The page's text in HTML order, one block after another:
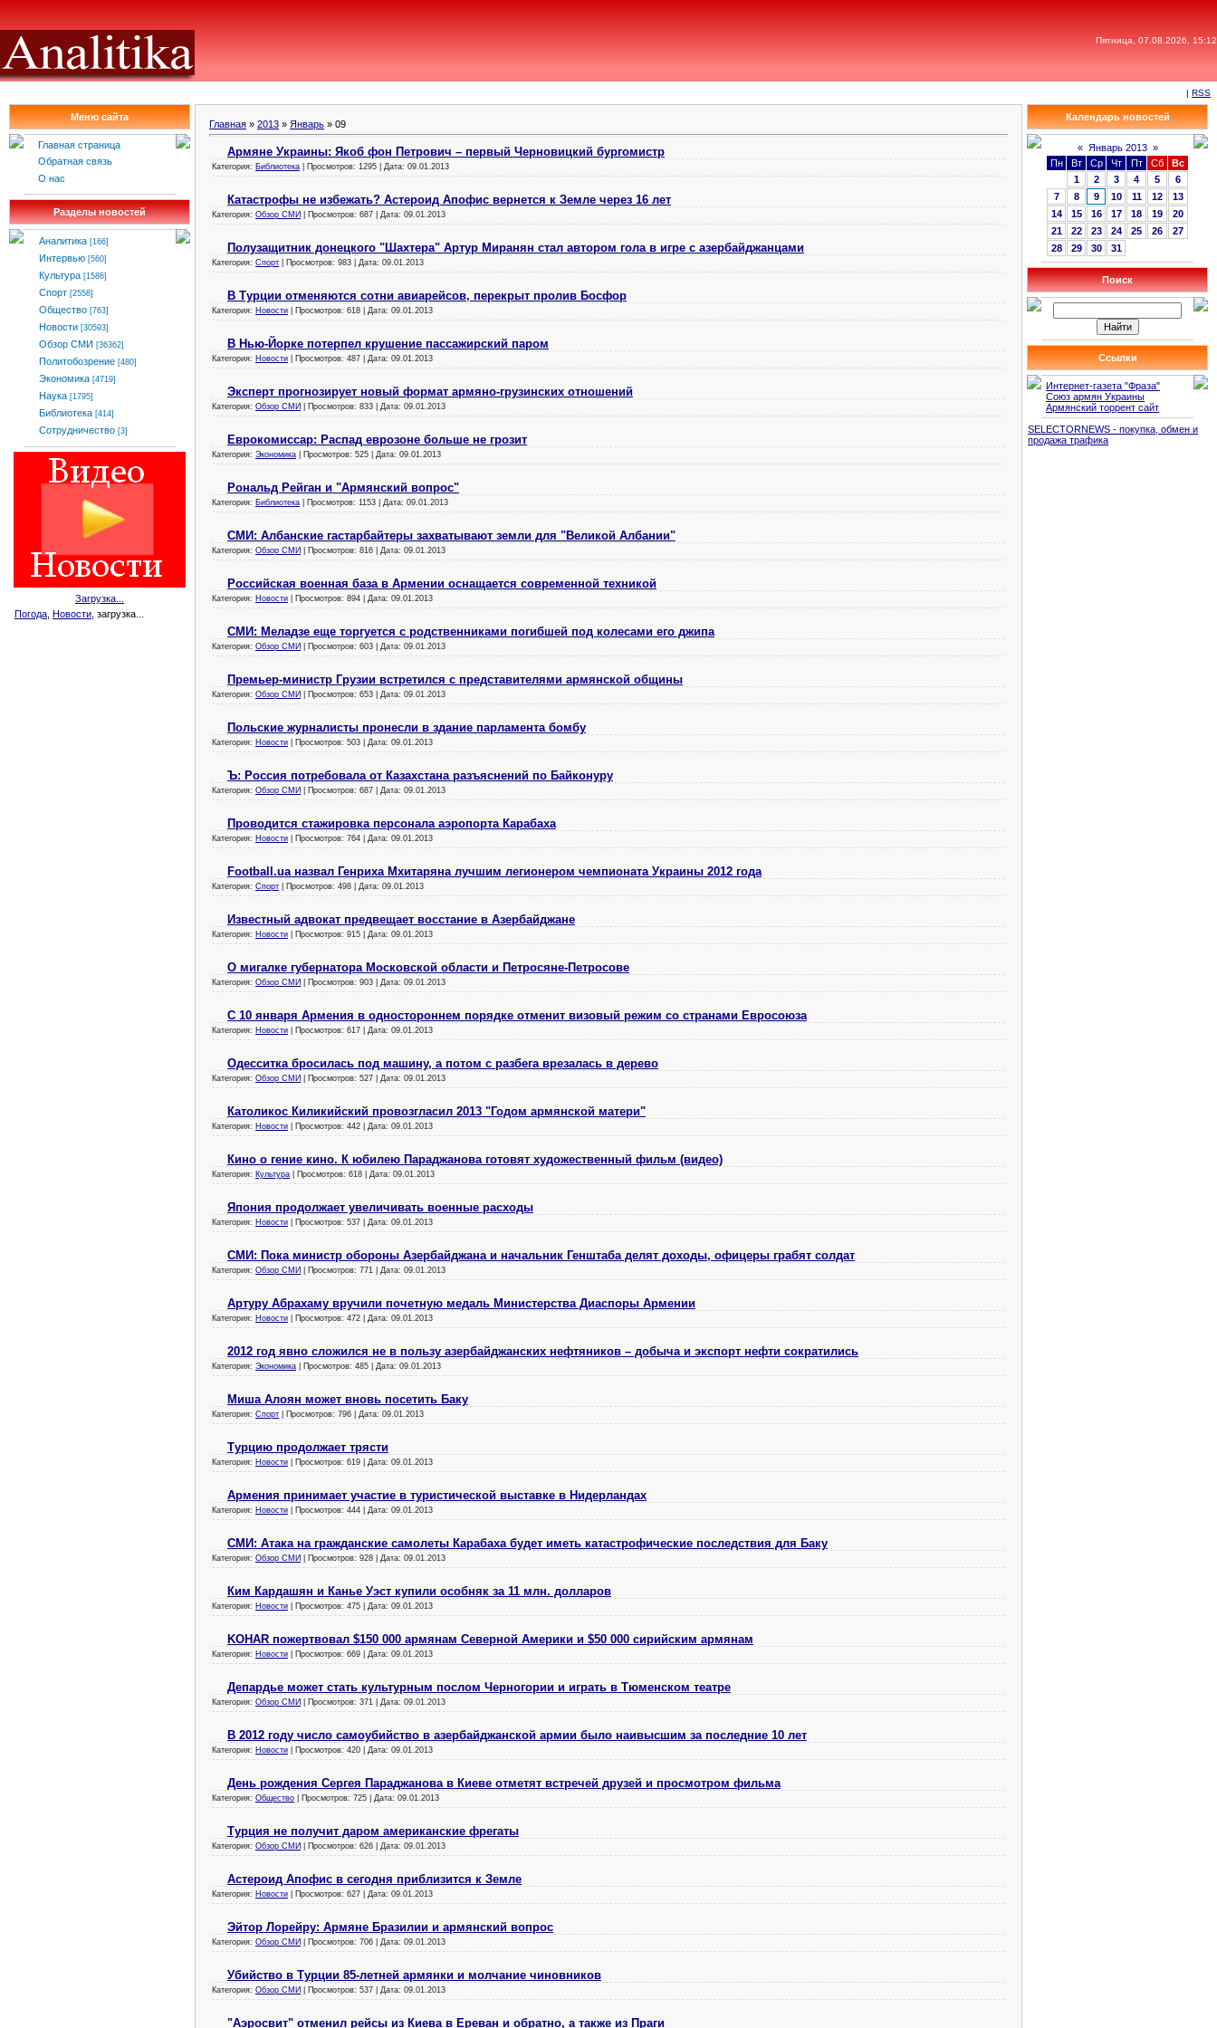
Пятница, 07.08.2026, 15:12
| RSS
Меню сайта
Главная страница
Обратная связь
О нас
Разделы новостей
Аналитика [166]
Интервью [560]
Культура [1586]
Спорт [2558]
Общество [763]
Новости [30593]
Обзор СМИ [36362]
Политобозрение [480]
Экономика [4719]
Наука [1795]
Библиотека [414]
Сотрудничество [3]
Загрузка...
Погода Новости , загрузка...
Главная » 2013 » Январь » 09
Армяне Украины: Якоб фон Петрович – первый Черновицкий бургомистр
Категория: Библиотека | Просмотров: 1295 | Дата: 09.01.2013
Катастрофы не избежать? Астероид Апофис вернется к Земле через 16 лет
Категория: Обзор СМИ | Просмотров: 687 | Дата: 09.01.2013
Полузащитник донецкого "Шахтера" Артур Миранян стал автором гола в игре с азербайджанцами
Категория: Спорт | Просмотров: 983 | Дата: 09.01.2013
В Турции отменяются сотни авиарейсов, перекрыт пролив Босфор
Категория: Новости | Просмотров: 618 | Дата: 09.01.2013
В Нью-Йорке потерпел крушение пассажирский паром
Категория: Новости | Просмотров: 487 | Дата: 09.01.2013
Эксперт прогнозирует новый формат армяно-грузинских отношений
Категория: Обзор СМИ | Просмотров: 833 | Дата: 09.01.2013
Еврокомиссар: Распад еврозоне больше не грозит
Категория: Экономика | Просмотров: 525 | Дата: 09.01.2013
Рональд Рейган и "Армянский вопрос"
Категория: Библиотека | Просмотров: 1153 | Дата: 09.01.2013
СМИ: Албанские гастарбайтеры захватывают земли для "Великой Албании"
Категория: Обзор СМИ | Просмотров: 816 | Дата: 09.01.2013
Российская военная база в Армении оснащается современной техникой
Категория: Новости | Просмотров: 894 | Дата: 09.01.2013
СМИ: Меладзе еще торгуется с родственниками погибшей под колесами его джипа
Категория: Обзор СМИ | Просмотров: 603 | Дата: 09.01.2013
Премьер-министр Грузии встретился с представителями армянской общины
Категория: Обзор СМИ | Просмотров: 653 | Дата: 09.01.2013
Польские журналисты пронесли в здание парламента бомбу
Категория: Новости | Просмотров: 503 | Дата: 09.01.2013
Ъ: Россия потребовала от Казахстана разъяснений по Байконуру
Категория: Обзор СМИ | Просмотров: 687 | Дата: 09.01.2013
Проводится стажировка персонала аэропорта Карабаха
Категория: Новости | Просмотров: 764 | Дата: 09.01.2013
Football.ua назвал Генриха Мхитаряна лучшим легионером чемпионата Украины 2012 года
Категория: Спорт | Просмотров: 498 | Дата: 09.01.2013
Известный адвокат предвещает восстание в Азербайджане
Категория: Новости | Просмотров: 915 | Дата: 09.01.2013
О мигалке губернатора Московской области и Петросяне-Петросове
Категория: Обзор СМИ | Просмотров: 903 | Дата: 09.01.2013
С 10 января Армения в одностороннем порядке отменит визовый режим со странами Евросоюза
Категория: Новости | Просмотров: 617 | Дата: 09.01.2013
Одесситка бросилась под машину, а потом с разбега врезалась в дерево
Категория: Обзор СМИ | Просмотров: 527 | Дата: 09.01.2013
Католикос Киликийский провозгласил 2013 "Годом армянской матери"
Категория: Новости | Просмотров: 442 | Дата: 09.01.2013
Кино о гение кино. К юбилею Параджанова готовят художественный фильм (видео)
Категория: Культура | Просмотров: 618 | Дата: 09.01.2013
Япония продолжает увеличивать военные расходы
Категория: Новости | Просмотров: 537 | Дата: 09.01.2013
СМИ: Пока министр обороны Азербайджана и начальник Генштаба делят доходы, офицеры грабят солдат
Категория: Обзор СМИ | Просмотров: 771 | Дата: 09.01.2013
Артуру Абрахаму вручили почетную медаль Министерства Диаспоры Армении
Категория: Новости | Просмотров: 472 | Дата: 09.01.2013
2012 год явно сложился не в пользу азербайджанских нефтяников – добыча и экспорт нефти сократились
Категория: Экономика | Просмотров: 485 | Дата: 09.01.2013
Миша Алоян может вновь посетить Баку
Категория: Спорт | Просмотров: 796 | Дата: 09.01.2013
Турцию продолжает трясти
Категория: Новости | Просмотров: 619 | Дата: 09.01.2013
Армения принимает участие в туристической выставке в Нидерландах
Категория: Новости | Просмотров: 444 | Дата: 09.01.2013
СМИ: Атака на гражданские самолеты Карабаха будет иметь катастрофические последствия для Баку
Категория: Обзор СМИ | Просмотров: 928 | Дата: 09.01.2013
Ким Кардашян и Канье Уэст купили особняк за 11 млн. долларов
Категория: Новости | Просмотров: 475 | Дата: 09.01.2013
KOHAR пожертвовал $150 000 армянам Северной Америки и $50 000 сирийским армянам
Категория: Новости | Просмотров: 669 | Дата: 09.01.2013
Депардье может стать культурным послом Черногории и играть в Тюменском театре
Категория: Обзор СМИ | Просмотров: 371 | Дата: 09.01.2013
В 2012 году число самоубийство в азербайджанской армии было наивысшим за последние 10 лет
Категория: Новости | Просмотров: 420 | Дата: 09.01.2013
День рождения Сергея Параджанова в Киеве отметят встречей друзей и просмотром фильма
Категория: Общество | Просмотров: 725 | Дата: 09.01.2013
Турция не получит даром американские фрегаты
Категория: Обзор СМИ | Просмотров: 626 | Дата: 09.01.2013
Астероид Апофис в сегодня приблизится к Земле
Категория: Новости | Просмотров: 627 | Дата: 09.01.2013
Эйтор Лорейру: Армяне Бразилии и армянский вопрос
Категория: Обзор СМИ | Просмотров: 706 | Дата: 09.01.2013
Убийство в Турции 85-летней армянки и молчание чиновников
Категория: Обзор СМИ | Просмотров: 537 | Дата: 09.01.2013
"Аэросвит" отменил рейсы из Киева в Ереван и обратно, а также из Праги
Календарь новостей
« Январь 2013 »
Пн
Вт Ср Чт Пт Сб
Вс
1
2 3 4 5
6
7
8 9 10 11 12
13
14
15 16 17 18 19
20
21
22 23 24 25 26
27
28
29 30 31
Поиск
Ссылки
Интернет-газета "Фраза"
Союз армян Украины
Армянский торрент сайт
SELECTORNEWS - покупка, обмен и
продажа трафика